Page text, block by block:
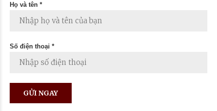
Họ và tên *
Số điện thoại *